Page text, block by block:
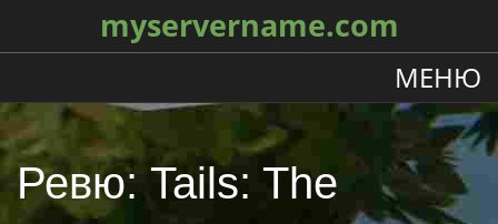
myservername.com
МЕНЮ
Ревю: Tails: The